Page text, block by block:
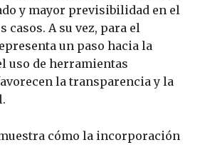
y mayor previsibilidad en el
casos. A su vez, para el
un paso hacia la
uso de herramientas
la transparencia y la
cómo la incorporación